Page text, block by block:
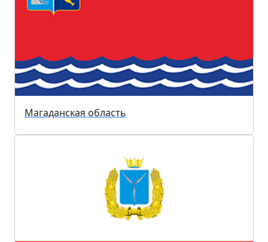
Магаданская область